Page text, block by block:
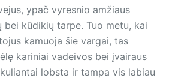
ypač vyresnio amžiaus
bei kūdikių tarpe. Tuo metu, kai
kamuoja šie vargai, tas
kariniai vadeivos bei įvairaus
lobsta ir tampa vis labiau